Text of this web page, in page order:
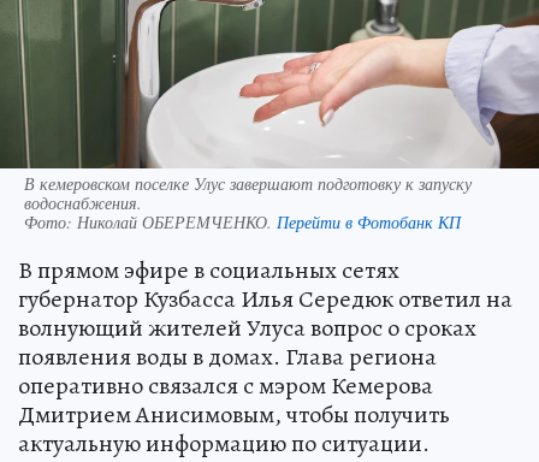
В кемеровском поселке Улус завершают подготовку к запуску
водоснабжения.
Фото: Николай ОБЕРЕМЧЕНКО. Перейти в Фотобанк КП
В прямом эфире в социальных сетях
губернатор Кузбасса Илья Середюк ответил на
волнующий жителей Улуса вопрос о сроках
появления воды в домах. Глава региона
оперативно связался с мэром Кемерова
Дмитрием Анисимовым, чтобы получить
актуальную информацию по ситуации.